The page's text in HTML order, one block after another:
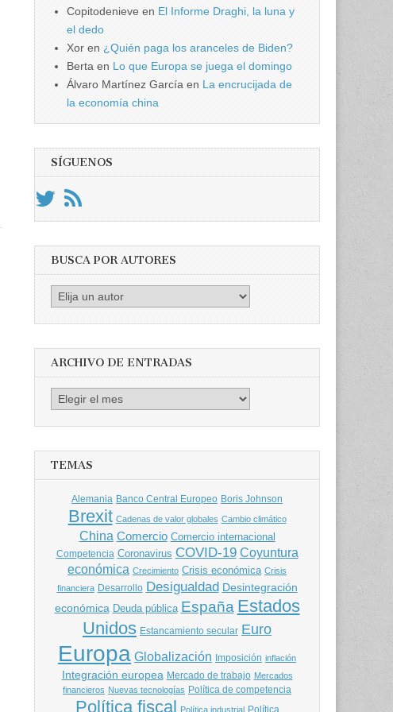
Copitodenieve en El Informe Draghi, la luna y
el dedo
Xor en ¿Quién paga los aranceles de Biden?
Berta en Lo que Europa se juega el domingo
Álvaro Martínez García en La encrucijada de
la economía china
SÍGUENOS
BUSCA POR AUTORES
Busca
por
ARCHIVO DE ENTRADAS
Archivo
TEMAS
Alemania Banco Central Europeo Boris Johnson
Brexit Cadenas de valor globales Cambio climático
China Comercio Comercio internacional
Competencia Coronavirus COVID-19 Coyuntura
económica Crecimiento Crisis económica Crisis
financiera Desarrollo Desigualdad Desintegración
económica Deuda pública España Estados
Unidos Estancamiento secular Euro
Europa Globalización Imposición inflación
Integración europea Mercado de trabajo Mercados
financieros Nuevas tecnologías Política de competencia
Política fiscal Política industrial Política